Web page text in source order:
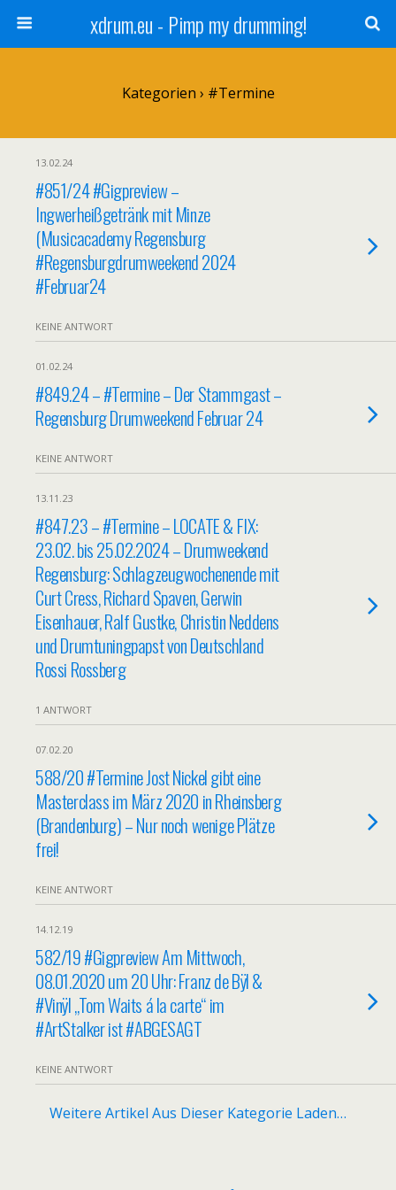
xdrum.eu - Pimp my drumming!
Kategorien › #Termine
13.02.24
#851/24 #Gigpreview –
Ingwerheißgetränk mit Minze
(Musicacademy Regensburg
#Regensburgdrumweekend 2024
#Februar24
KEINE ANTWORT
01.02.24
#849.24 – #Termine – Der Stammgast –
Regensburg Drumweekend Februar 24
KEINE ANTWORT
13.11.23
#847.23 – #Termine – LOCATE & FIX:
23.02. bis 25.02.2024 – Drumweekend
Regensburg: Schlagzeugwochenende mit
Curt Cress, Richard Spaven, Gerwin
Eisenhauer, Ralf Gustke, Christin Neddens
und Drumtuningpapst von Deutschland
Rossi Rossberg
1 ANTWORT
07.02.20
588/20 #Termine Jost Nickel gibt eine
Masterclass im März 2020 in Rheinsberg
(Brandenburg) – Nur noch wenige Plätze
frei!
KEINE ANTWORT
14.12.19
582/19 #Gigpreview Am Mittwoch,
08.01.2020 um 20 Uhr: Franz de Bÿl &
#Vinÿl „Tom Waits á la carte“ im
#ArtStalker ist #ABGESAGT
KEINE ANTWORT
Weitere Artikel Aus Dieser Kategorie Laden…